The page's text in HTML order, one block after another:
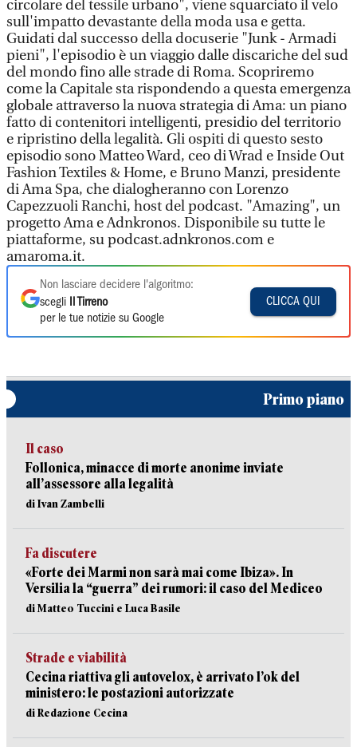
circolare del tessile urbano", viene squarciato il velo
sull'impatto devastante della moda usa e getta.
Guidati dal successo della docuserie "Junk - Armadi
pieni", l'episodio è un viaggio dalle discariche del sud
del mondo fino alle strade di Roma. Scopriremo
come la Capitale sta rispondendo a questa emergenza
globale attraverso la nuova strategia di Ama: un piano
fatto di contenitori intelligenti, presidio del territorio
e ripristino della legalità. Gli ospiti di questo sesto
episodio sono Matteo Ward, ceo di Wrad e Inside Out
Fashion Textiles & Home, e Bruno Manzi, presidente
di Ama Spa, che dialogheranno con Lorenzo
Capezzuoli Ranchi, host del podcast. "Amazing", un
progetto Ama e Adnkronos. Disponibile su tutte le
piattaforme, su podcast.adnkronos.com e
amaroma.it.
Non lasciare decidere l'algoritmo:
scegli
Il Tirreno
per le tue notizie su Google
CLICCA QUI
Primo piano
Il caso
Follonica, minacce di morte anonime inviate
all’assessore alla legalità
di Ivan Zambelli
Fa discutere
«Forte dei Marmi non sarà mai come Ibiza». In
Versilia la “guerra” dei rumori: il caso del Mediceo
di Matteo Tuccini e Luca Basile
Strade e viabilità
Cecina riattiva gli autovelox, è arrivato l’ok del
ministero: le postazioni autorizzate
di Redazione Cecina